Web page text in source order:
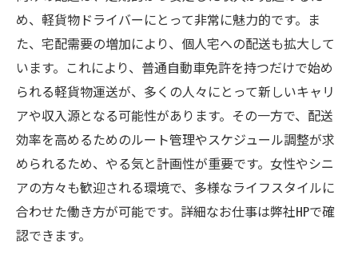
め、軽貨物ドライバーにとって非常に魅力的です。ま
た、宅配需要の増加により、個人宅への配送も拡大して
います。これにより、普通自動車免許を持つだけで始め
られる軽貨物運送が、多くの人々にとって新しいキャリ
アや収入源となる可能性があります。その一方で、配送
効率を高めるためのルート管理やスケジュール調整が求
められるため、やる気と計画性が重要です。女性やシニ
アの方々も歓迎される環境で、多様なライフスタイルに
合わせた働き方が可能です。詳細なお仕事は弊社HPで確
認できます。